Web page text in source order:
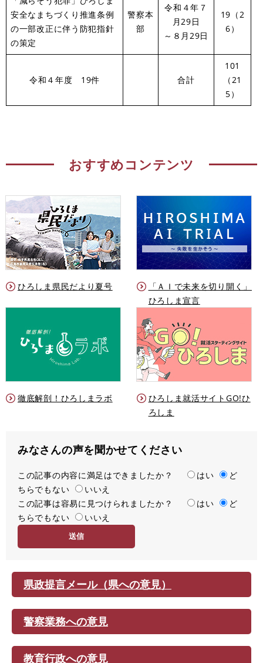
安全なまちづくり推進条例
の一部改正に伴う防犯指針
の策定
警察本
部
令和４年７
月29日
～８月29日
19（2
6）
令和４年度 19件 合計
101
（21
5）
おすすめコンテンツ
ひろしま県民だより夏号
「ＡＩで未来を切り開く」
ひろしま宣言
徹底解剖！ひろしまラボ
ひろしま就活サイトGO!ひ
ろしま
みなさんの声を聞かせてください
満
足
度
この記事の内容に満足はできましたか？ はい
ど
ちらでもない
いいえ
容
易
この記事は容易に見つけられましたか？ はい
ど
ちらでもない
いいえ
県政提言メール（県への意見）
警察業務への意見
教育行政への意見